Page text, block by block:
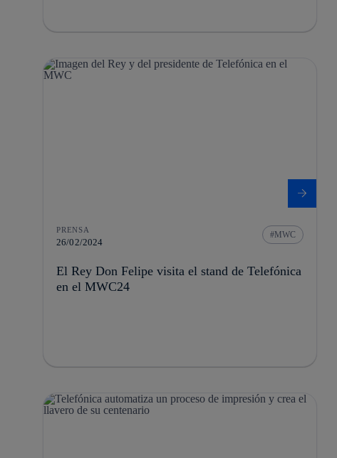
PRENSA
26/02/2024
MWC
El Rey Don Felipe visita el stand de Telefónica
en el MWC24